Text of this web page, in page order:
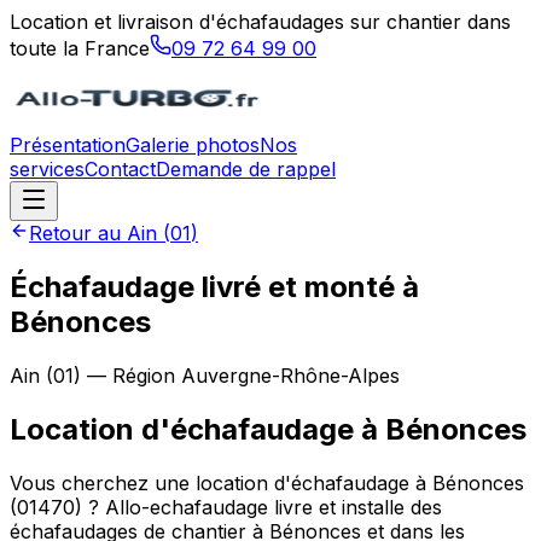
Location et livraison d'échafaudages sur chantier dans
toute la France
09 72 64 99 00
PrésentationGalerie photosNos
servicesContactDemande de rappel
Retour au Ain (01)
Échafaudage livré et monté à
Bénonces
Ain (01) — Région Auvergne-Rhône-Alpes
Location d'échafaudage à Bénonces
Vous cherchez une location d'échafaudage à Bénonces
(01470) ? Allo-echafaudage livre et installe des
échafaudages de chantier à Bénonces et dans les